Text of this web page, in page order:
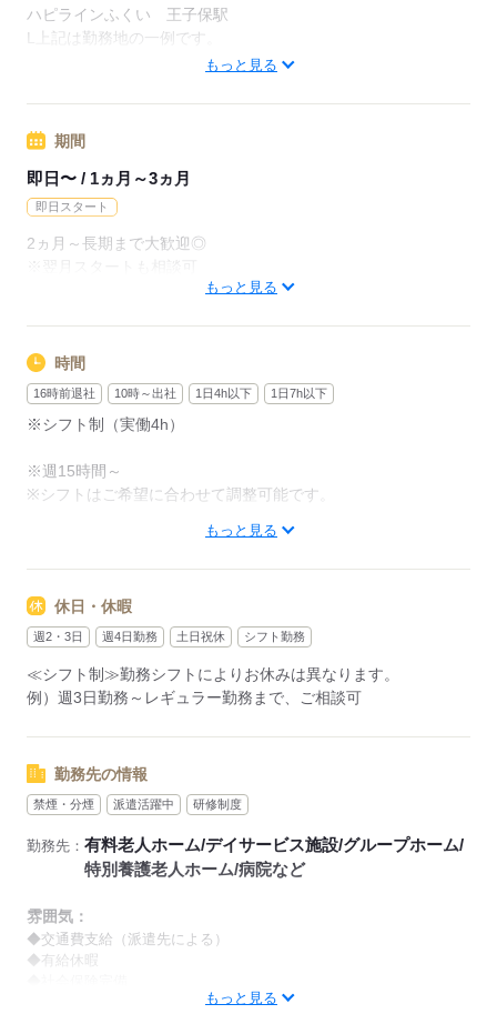
【月給例】
月給237600円（月22日勤務・実働1日8h）
※未経験の方（無資格）：時給1350円で算出した場合となりま
【交通費備考】
※交通費全額支給（派遣先による）
※車通勤OK/規定あり
応募する
ハピラインふくい 王子保駅
L上記は勤務地の一例です。
【他勤務先例】入居施設、デイサービス、ショートステイ、ク
もっと見る
期間
即日〜 / 1ヵ月～3ヵ月
即日スタート
2ヵ月～長期まで大歓迎◎
※試用期間（初回2ヵ月契約）もっと見る
時間
16時前退社 10時～出社 1日4h以下 1日7h以下
※シフト制（実働4h）
※週15時間～
※シフトはご希望に合わせて調整可能です。
09：00～18：00
【遅番】
【夜勤】
17：00～10：00
2～3ヵ月程度のならし日勤が必要です
その他、
●週2日・1日4h～
●日勤のみ
など、いろんなシフトのお仕事をご紹介できます！
登録の際に、あなたのご希望をお聞かせください。
勤務したシフトを申請後、最短で2日後に給与GETも可能！
もっと見る
休日・休暇
週2・3日 週4日勤務 土日祝休 シフト勤務
≪シフト制≫勤務シフトによりお休みは異なります。
例）週3日勤務～レギュラー勤務まで、ご相談可
勤務先の情報
禁煙・分煙 派遣活躍中 研修制度
勤務先： 有料老人ホーム/デイサービス施設/グループホーム/
特別養護老人ホーム/病院など
雰囲気：
◆交通費支給（派遣先による）
◆有給休暇
※喫煙環境に関しては就業場所ごとに異なります。
もっと見る